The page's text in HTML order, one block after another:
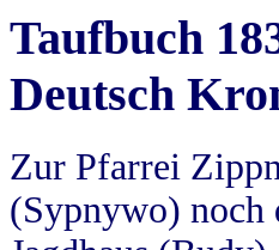
Taufbuch
Deutsch
Zur Pfarrei
(Sypnywo) noch